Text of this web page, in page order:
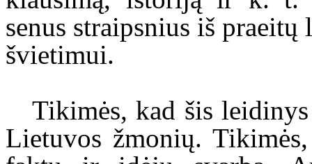
senus straipsnius iš
švietimui.
Tikimės, kad šis
Lietuvos žmonių.